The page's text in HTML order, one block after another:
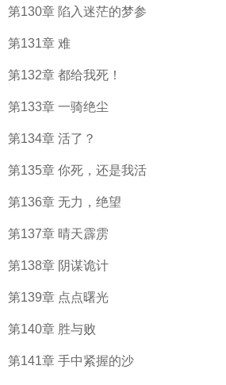
第130章 陷入迷茫的梦参
第131章 难
第132章 都给我死！
第133章 一骑绝尘
第134章 活了？
第135章 你死，还是我活
第136章 无力，绝望
第137章 晴天霹雳
第138章 阴谋诡计
第139章 点点曙光
第140章 胜与败
第141章 手中紧握的沙